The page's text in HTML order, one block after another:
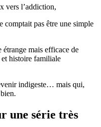
vers l’addiction,
comptait pas être une simple
étrange mais efficace de
histoire familiale
indigeste… mais qui,
une série très